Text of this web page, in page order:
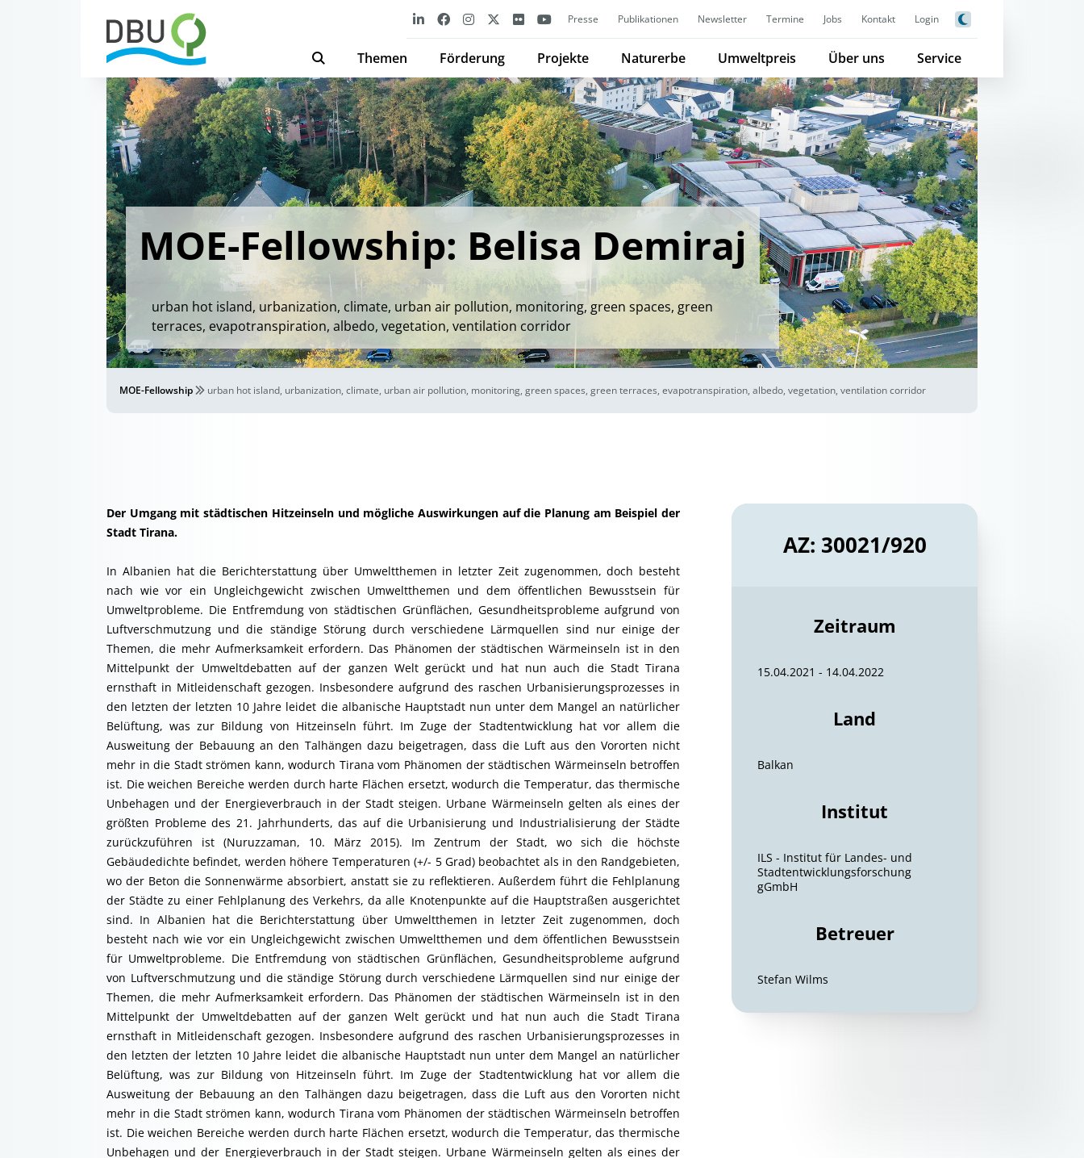
Presse Publikationen Newsletter Termine Jobs Kontakt Login
Themen Förderung Projekte Naturerbe Umweltpreis Über uns Service
MOE-Fellowship: Belisa Demiraj
urban hot island, urbanization, climate, urban air pollution, monitoring, green spaces, green
terraces, evapotranspiration, albedo, vegetation, ventilation corridor
MOE-Fellowship urban hot island, urbanization, climate, urban air pollution, monitoring, green spaces, green terraces, evapotranspiration, albedo, vegetation, ventilation corridor
Der Umgang mit städtischen Hitzeinseln und mögliche Auswirkungen auf die Planung am Beispiel der
Stadt Tirana.
In Albanien hat die Berichterstattung über Umweltthemen in letzter Zeit zugenommen, doch besteht
nach wie vor ein Ungleichgewicht zwischen Umweltthemen und dem öffentlichen Bewusstsein für
Umweltprobleme. Die Entfremdung von städtischen Grünflächen, Gesundheitsprobleme aufgrund von
Luftverschmutzung und die ständige Störung durch verschiedene Lärmquellen sind nur einige der
Themen, die mehr Aufmerksamkeit erfordern. Das Phänomen der städtischen Wärmeinseln ist in den
Mittelpunkt der Umweltdebatten auf der ganzen Welt gerückt und hat nun auch die Stadt Tirana
ernsthaft in Mitleidenschaft gezogen. Insbesondere aufgrund des raschen Urbanisierungsprozesses in
den letzten der letzten 10 Jahre leidet die albanische Hauptstadt nun unter dem Mangel an natürlicher
Belüftung, was zur Bildung von Hitzeinseln führt. Im Zuge der Stadtentwicklung hat vor allem die
Ausweitung der Bebauung an den Talhängen dazu beigetragen, dass die Luft aus den Vororten nicht
mehr in die Stadt strömen kann, wodurch Tirana vom Phänomen der städtischen Wärmeinseln betroffen
ist. Die weichen Bereiche werden durch harte Flächen ersetzt, wodurch die Temperatur, das thermische
Unbehagen und der Energieverbrauch in der Stadt steigen. Urbane Wärmeinseln gelten als eines der
größten Probleme des 21. Jahrhunderts, das auf die Urbanisierung und Industrialisierung der Städte
zurückzuführen ist (Nuruzzaman, 10. März 2015). Im Zentrum der Stadt, wo sich die höchste
Gebäudedichte befindet, werden höhere Temperaturen (+/- 5 Grad) beobachtet als in den Randgebieten,
wo der Beton die Sonnenwärme absorbiert, anstatt sie zu reflektieren. Außerdem führt die Fehlplanung
der Städte zu einer Fehlplanung des Verkehrs, da alle Knotenpunkte auf die Hauptstraßen ausgerichtet
sind. In Albanien hat die Berichterstattung über Umweltthemen in letzter Zeit zugenommen, doch
besteht nach wie vor ein Ungleichgewicht zwischen Umweltthemen und dem öffentlichen Bewusstsein
für Umweltprobleme. Die Entfremdung von städtischen Grünflächen, Gesundheitsprobleme aufgrund
von Luftverschmutzung und die ständige Störung durch verschiedene Lärmquellen sind nur einige der
Themen, die mehr Aufmerksamkeit erfordern. Das Phänomen der städtischen Wärmeinseln ist in den
Mittelpunkt der Umweltdebatten auf der ganzen Welt gerückt und hat nun auch die Stadt Tirana
ernsthaft in Mitleidenschaft gezogen. Insbesondere aufgrund des raschen Urbanisierungsprozesses in
den letzten der letzten 10 Jahre leidet die albanische Hauptstadt nun unter dem Mangel an natürlicher
Belüftung, was zur Bildung von Hitzeinseln führt. Im Zuge der Stadtentwicklung hat vor allem die
Ausweitung der Bebauung an den Talhängen dazu beigetragen, dass die Luft aus den Vororten nicht
mehr in die Stadt strömen kann, wodurch Tirana vom Phänomen der städtischen Wärmeinseln betroffen
ist. Die weichen Bereiche werden durch harte Flächen ersetzt, wodurch die Temperatur, das thermische
Unbehagen und der Energieverbrauch in der Stadt steigen. Urbane Wärmeinseln gelten als eines der
AZ: 30021/920
Zeitraum
15.04.2021 - 14.04.2022
Land
Balkan
Institut
ILS - Institut für Landes- und
Stadtentwicklungsforschung
gGmbH
Betreuer
Stefan Wilms